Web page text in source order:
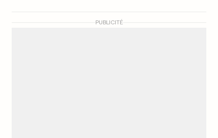
PUBLICITÉ